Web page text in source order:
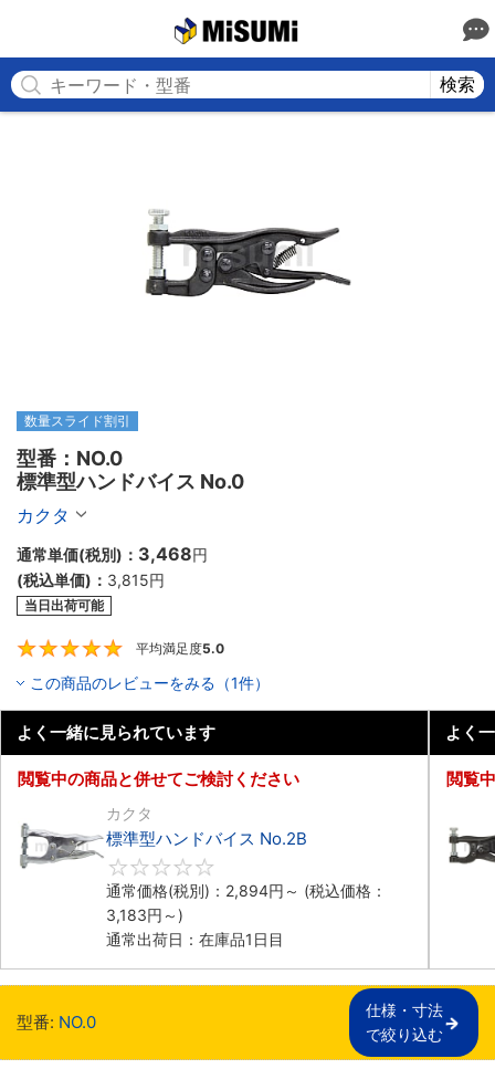
検索
数量スライド割引
型番：NO.0
標準型ハンドバイス No.0
カクタ
通常単価(税別)： 3,468円
(税込単価)： 3,815円
当日出荷可能
平均満足度5.0
この商品のレビューをみる（1件）
よく一緒に見られています
閲覧中の商品と併せてご検討ください
カクタ
標準型ハンドバイス No.2B
通常価格(税別)： 2,894円 ～ (税込価格：
3,183円 ～)
通常出荷日：在庫品1日目
よく
閲覧
型番: NO.0
仕様・寸法
で絞り込む